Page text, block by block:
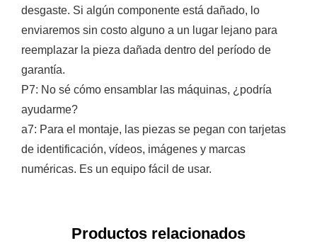
desgaste. Si algún componente está dañado, lo
enviaremos sin costo alguno a un lugar lejano para
reemplazar la pieza dañada dentro del período de
garantía.
P7: No sé cómo ensamblar las máquinas, ¿podría
ayudarme?
a7: Para el montaje, las piezas se pegan con tarjetas
de identificación, vídeos, imágenes y marcas
numéricas. Es un equipo fácil de usar.
Productos relacionados